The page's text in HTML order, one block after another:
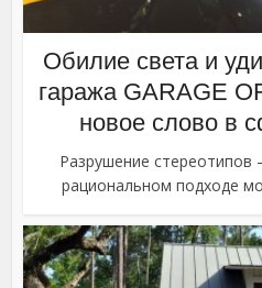
Обилие света и
гаража GARAGE
новое слово в
Разрушение стереотипов
рациональном подходе